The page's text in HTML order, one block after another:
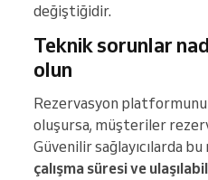
değiştiğidir.
Teknik sorunlar
olun
Rezervasyon
oluşursa, müşteriler
Güvenilir sağlayıcılarda
çalışma süresi ve